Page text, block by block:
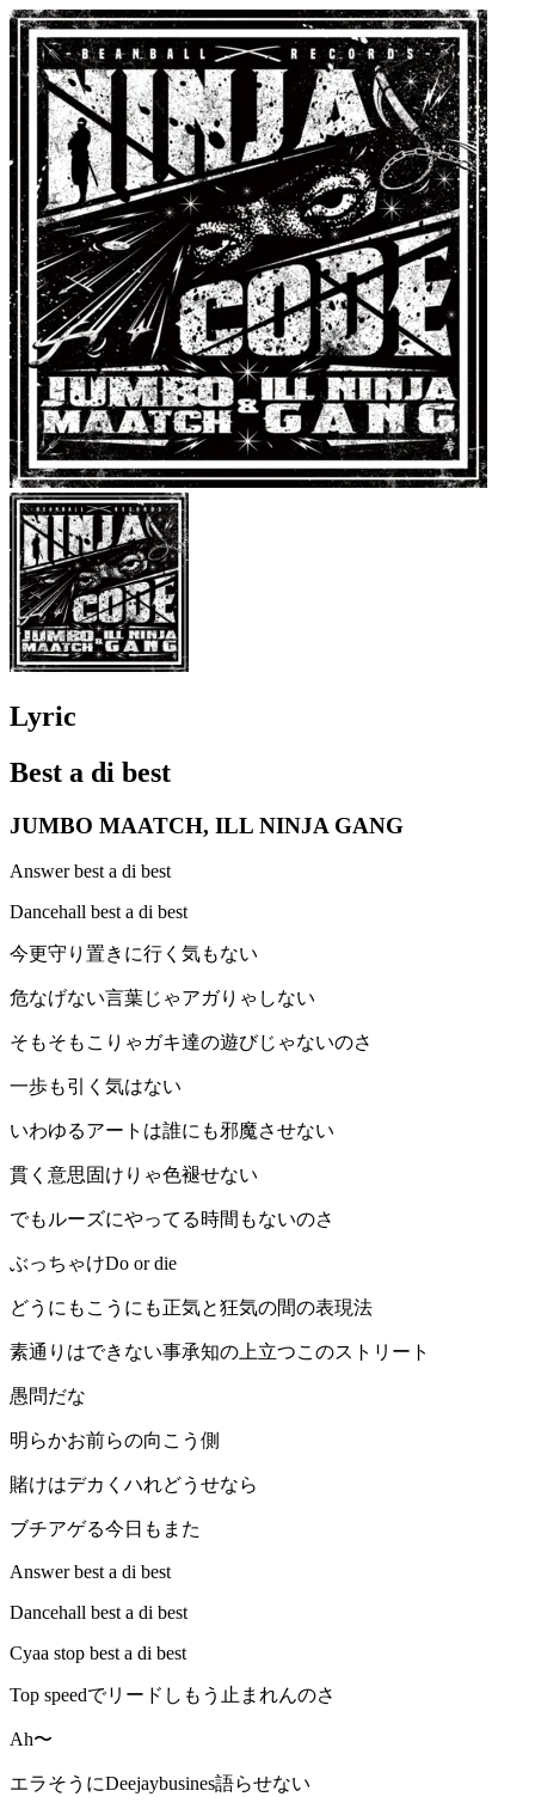
Lyric
Best a di best
JUMBO MAATCH, ILL NINJA GANG
Answer best a di best
Dancehall best a di best
今更守り置きに行く気もない
危なげない言葉じゃアガりゃしない
そもそもこりゃガキ達の遊びじゃないのさ
一歩も引く気はない
いわゆるアートは誰にも邪魔させない
貫く意思固けりゃ色褪せない
でもルーズにやってる時間もないのさ
ぶっちゃけDo or die
どうにもこうにも正気と狂気の間の表現法
素通りはできない事承知の上立つこのストリート
愚問だな
明らかお前らの向こう側
賭けはデカくハれどうせなら
ブチアゲる今日もまた
Answer best a di best
Dancehall best a di best
Cyaa stop best a di best
Top speedでリードしもう止まれんのさ
Ah〜
エラそうにDeejaybusines語らせない